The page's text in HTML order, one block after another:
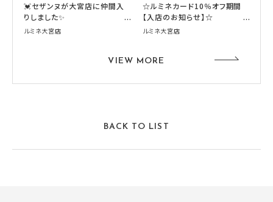
💓セザンヌが大宮店に仲間入
りしました✨
ルミネ大宮店
☆ルミネカード10％オフ期間
【入店のお知らせ】☆
ルミネ大宮店
VIEW MORE
BACK TO LIST